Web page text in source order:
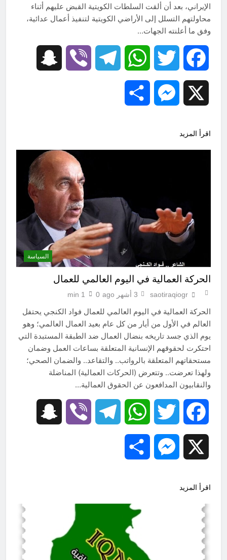
الإيراني، بعد أن ألقت السلطات الكويتية القبض عليهم أثناء
محاولتهم التسلل إلى الأراضي الكويتية لتنفيذ أعمال عدائية،
وفق ما أعلنته الجهات…
Facebook
Twitter
WhatsApp
Telegram
Viber
Messenger
اقرأ المزيد
السياسة
الحركة العمالية في اليوم العالمي للعمال
saotiraqiogr 3 أشهر ago 0
1 min
الحركة العمالية في اليوم العالمي للعمال فواد الكنجي يحتفل
العالم في الأول من أيار من كل عام بعيد العمال العالمي؛ وهو
يوم الذي جسد تاريخه بنضال العمال ضد الطبقة المستبدة التي
احتكرت لحقوقهم الإنسانية المتعلقة بساعات العمل وضمان
مستحقاتهم المتعلقة بالرواتب.. والتقاعد.. والضمان الصحي؛
ولهذا تعرضت.. وتتعرض (الحركات العمالية) المناضلة
والنقابيون المدافعون عن الحقوق العمالية…
Facebook
Twitter
WhatsApp
Telegram
Viber
Messenger
اقرأ المزيد